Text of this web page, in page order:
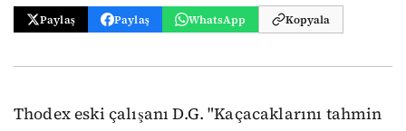
Paylaş Paylaş WhatsApp Kopyala
Thodex eski çalışanı D.G. "Kaçacaklarını tahmin